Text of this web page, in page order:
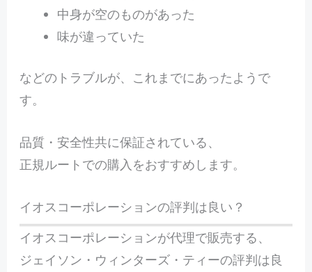
中身が空のものがあった
味が違っていた
などのトラブルが、これまでにあったようで
す。
品質・安全性共に保証されている、
正規ルートでの購入をおすすめします。
イオスコーポレーションの評判は良い？
イオスコーポレーションが代理で販売する、
ジェイソン・ウィンターズ・ティーの評判は良